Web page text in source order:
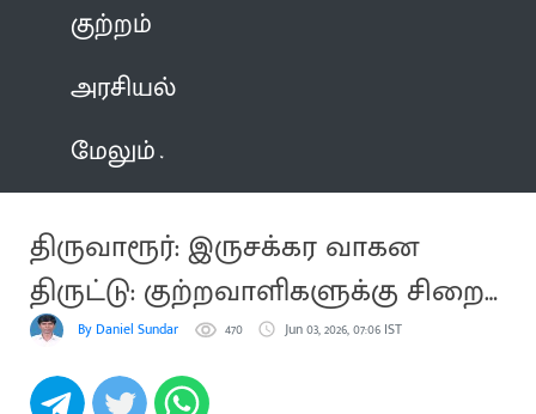
குற்றம்
அரசியல்
மேலும்
திருவாரூர்: இருசக்கர வாகன
திருட்டு: குற்றவாளிகளுக்கு சிறை
தண்டனை
By Daniel Sundar 470 Jun 03, 2026, 07:06 IST